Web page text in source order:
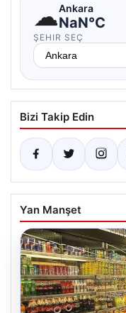
☁Ankara
NaN°C
ŞEHIR SEÇ
Bizi Takip Edin
Yan Manşet